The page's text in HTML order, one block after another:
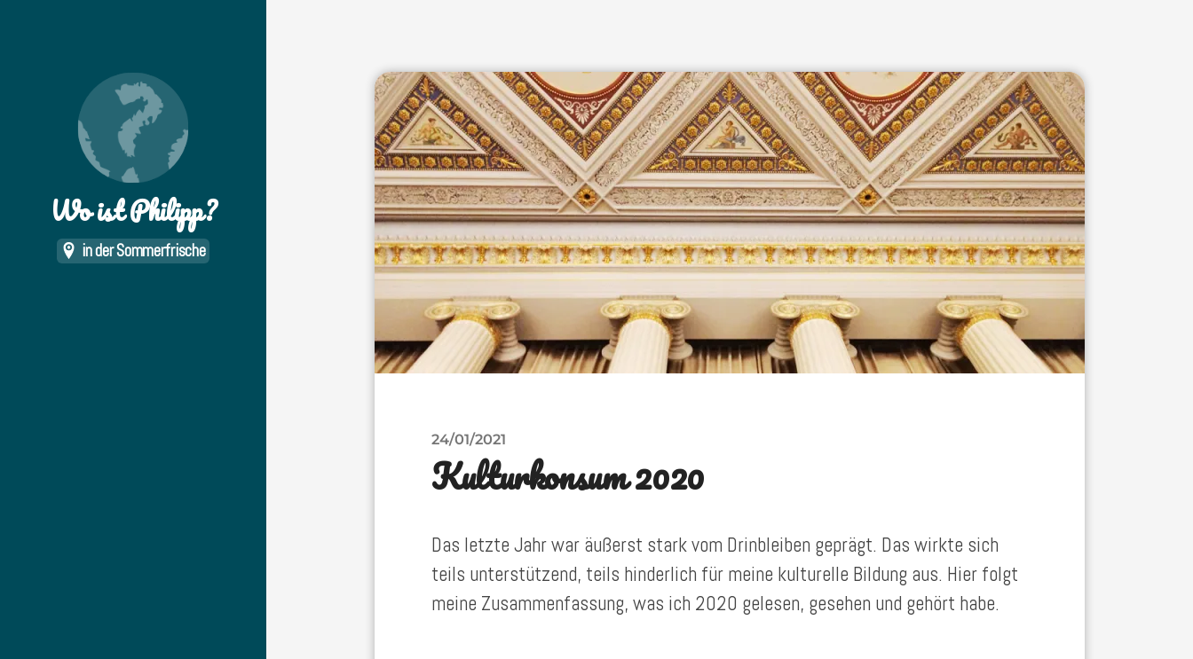
Wo ist Philipp?
in der Sommerfrische
24/01/2021
Kulturkonsum 2020
Das letzte Jahr war äußerst stark vom Drinbleiben geprägt. Das wirkte sich
teils unterstützend, teils hinderlich für meine kulturelle Bildung aus. Hier folgt
meine Zusammenfassung, was ich 2020 gelesen, gesehen und gehört habe.